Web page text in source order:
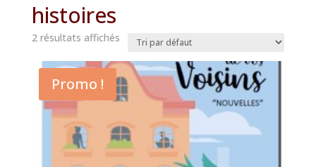
histoires
2 résultats affichés
Promo !